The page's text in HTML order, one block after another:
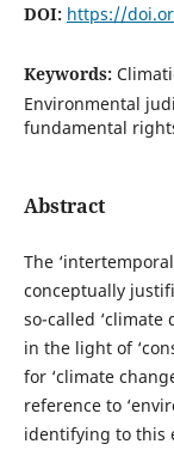
DOI: https://
Keywords:
Environmental
fundamental
Abstract
The
conceptually
so-called ‘climate
in the light of
for ‘climate
reference to
identifying to this